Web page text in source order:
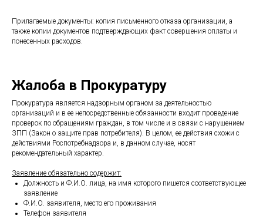
Прилагаемые документы: копия письменного отказа организации, а
также копии документов подтверждающих факт совершения оплаты и
понесенных расходов.
Жалоба в Прокуратуру
Прокуратура является надзорным органом за деятельностью
организаций и в ее непосредственные обязанности входит проведение
проверок по обращениям граждан, в том числе и в связи с нарушением
ЗПП (Закон о защите прав потребителя). В целом, ее действия схожи с
действиями Роспотребнадзора и, в данном случае, носят
рекомендательный характер.
Заявление обязательно содержит:
Должность и Ф.И.О. лица, на имя которого пишется соответствующее
заявление
Ф.И.О. заявителя, место его проживания
Телефон заявителя